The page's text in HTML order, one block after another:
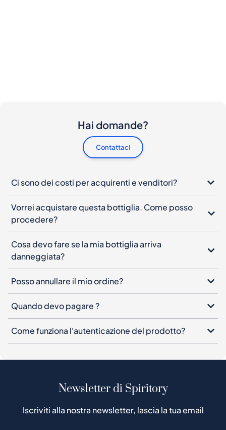
Hai domande?
Contattaci
Ci sono dei costi per acquirenti e venditori?
Vorrei acquistare questa bottiglia. Come posso
procedere?
Cosa devo fare se la mia bottiglia arriva
danneggiata?
Posso annullare il mio ordine?
Quando devo pagare ?
Come funziona l'autenticazione del prodotto?
Newsletter di Spiritory
Iscriviti alla nostra newsletter, lascia la tua email